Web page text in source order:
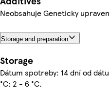
Neobsahuje Geneticky
Storage and preparation
Storage
Dátum spotreby: 14 dní od
°C: 2 - 6 °C.